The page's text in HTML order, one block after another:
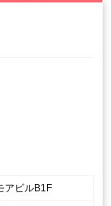
アビルB1F